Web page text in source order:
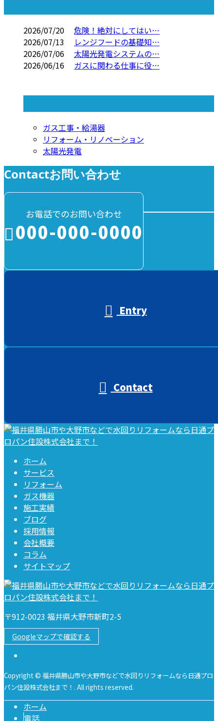
2026/07/20
危険！絶対にしてはい…
2026/07/13
レンジフードの基礎知…
2026/07/06
太陽光発電システムの…
2026/06/16
ガスに関わる仕事に役…
ガス工事・給湯器
リフォーム・リノベーション
太陽光発電
Contactお問い合わせ
お電話でのお問い合わせ
000-000-0000
Entry
Contact
ホーム
サービス
リフォーム
ガス機器
施工実績
ブログ
採用情報
会社概要
コラム
サイトマップ
〒912-0023 福井県大野市新町2-5
Googleマップで確認する
Copyright © 福井県勝山市や大野市などで水回りリフォームなら日通プロ
パン住設株式会社まで！. All rights reserved.
ホーム
電話